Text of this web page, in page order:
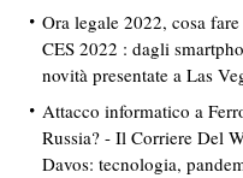
Ora legale 2022, cosa
CES 2022 : dagli
novità presentate a Las
Attacco informatico a
Russia? - Il Corriere Del
Davos: tecnologia,